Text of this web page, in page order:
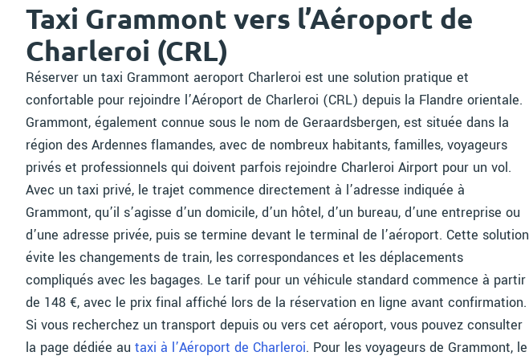
Taxi Grammont vers l’Aéroport de
Charleroi (CRL)
Réserver un taxi Grammont aeroport Charleroi est une solution pratique et
confortable pour rejoindre l’Aéroport de Charleroi (CRL) depuis la Flandre orientale.
Grammont, également connue sous le nom de Geraardsbergen, est située dans la
région des Ardennes flamandes, avec de nombreux habitants, familles, voyageurs
privés et professionnels qui doivent parfois rejoindre Charleroi Airport pour un vol.
Avec un taxi privé, le trajet commence directement à l’adresse indiquée à
Grammont, qu’il s’agisse d’un domicile, d’un hôtel, d’un bureau, d’une entreprise ou
d’une adresse privée, puis se termine devant le terminal de l’aéroport. Cette solution
évite les changements de train, les correspondances et les déplacements
compliqués avec les bagages. Le tarif pour un véhicule standard commence à partir
de 148 €, avec le prix final affiché lors de la réservation en ligne avant confirmation.
Si vous recherchez un transport depuis ou vers cet aéroport, vous pouvez consulter
la page dédiée au taxi à l’Aéroport de Charleroi. Pour les voyageurs de Grammont, le